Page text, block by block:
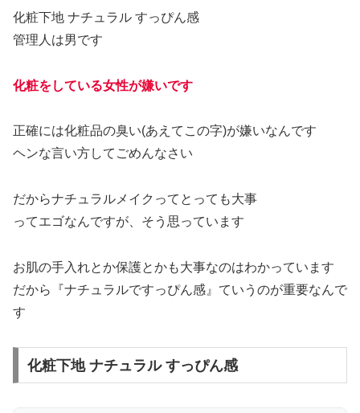
化粧下地 ナチュラル すっぴん感
管理人は男です
化粧をしている女性が嫌いです
正確には化粧品の臭い(あえてこの字)が嫌いなんです
ヘンな言い方してごめんなさい
だからナチュラルメイクってとっても大事
ってエゴなんですが、そう思っています
お肌の手入れとか保護とかも大事なのはわかっています
だから『ナチュラルですっぴん感』ていうのが重要なんで
す
化粧下地 ナチュラル すっぴん感